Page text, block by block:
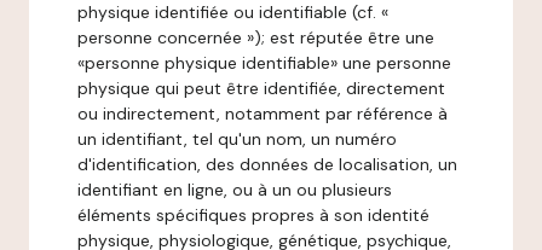
physique identifiée ou identifiable (cf. «
personne concernée »); est réputée être une
«personne physique identifiable» une personne
physique qui peut être identifiée, directement
ou indirectement, notamment par référence à
un identifiant, tel qu'un nom, un numéro
d'identification, des données de localisation, un
identifiant en ligne, ou à un ou plusieurs
éléments spécifiques propres à son identité
physique, physiologique, génétique, psychique,